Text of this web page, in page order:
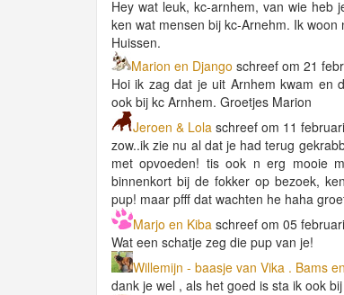
Hey wat leuk, kc-arnhem, van wie heb
ken wat mensen bij kc-Arnehm. Ik
Huissen.
Marion en Django schreef om 21
Hoi ik zag dat je uit Arnhem kwam en
ook bij kc Arnhem. Groetjes Marion
Jeroen & Lola schreef om 11
zow..ik zie nu al dat je had terug
met opvoeden! tis ook n erg mooie
binnenkort bij de fokker op bezoek,
pup! maar pfff dat wachten he haha
Marjo en Kiba schreef om 05
Wat een schatje zeg die pup van je!
Willemijn - baasje van Vika . Bams
dank je wel , als het goed is sta ik ook